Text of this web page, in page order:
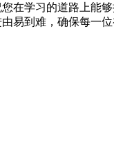
在学习的道路上能
易到难，确保每